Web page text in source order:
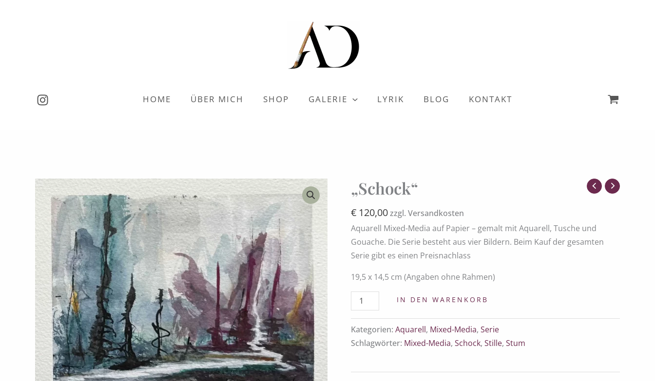
HOME ÜBER MICH SHOP GALERIE LYRIK BLOG KONTAKT
„Schock“
€ 120,00zzgl. Versandkosten
Aquarell Mixed-Media auf Papier – gemalt mit Aquarell, Tusche und
Gouache. Die Serie besteht aus vier Bildern. Beim Kauf der gesamten
Serie gibt es einen Preisnachlass
19,5 x 14,5 cm (Angaben ohne Rahmen)
"Schock"
Menge
IN DEN WARENKORB
Kategorien: Aquarell, Mixed-Media, Serie
Schlagwörter: Mixed-Media, Schock, Stille, Stum